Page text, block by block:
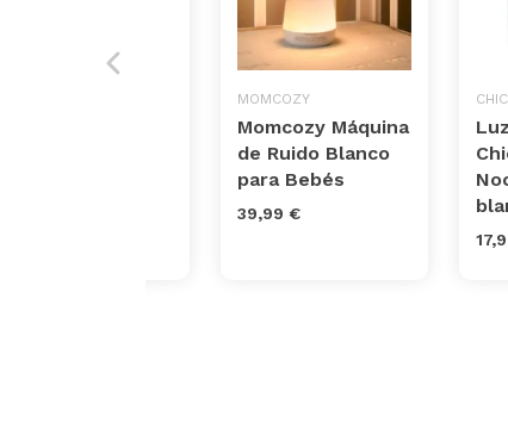
MOMCOZY
Momcozy Máquina
de Ruido Blanco
para Bebés
39,99 €